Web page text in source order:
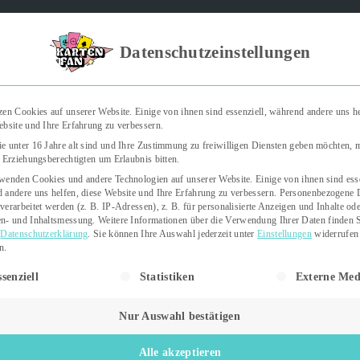
Trading Cards
Datenschutzeinstellungen
Cookies auf unserer Website. Einige von ihnen sind essenziell, während andere uns
und Ihre Erfahrung zu verbessern.
unter 16 Jahre alt sind und Ihre Zustimmung zu freiwilligen Diensten geben möchten,
um Erlaubnis bitten.
Cookies und andere Technologien auf unserer Website. Einige von ihnen sind
andere uns helfen, diese Website und Ihre Erfahrung zu verbessern. Personenbezogene
werden (z. B. IP-Adressen), z. B. für personalisierte Anzeigen und Inhalte
und Inhaltsmessung. Weitere Informationen über die Verwendung Ihrer Daten finden
Datenschutzerklärung. Sie können Ihre Auswahl jederzeit unterEinstellungenwiderrufen
eine Liste der Service-Gruppen, für die eine Einwilligung erteilt
Statistiken Externe
Nur Auswahl bestätigen
Alle akzeptieren